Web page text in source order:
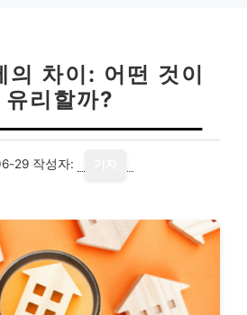
의 차이: 어떤 것이
유리할까?
29 작성자: